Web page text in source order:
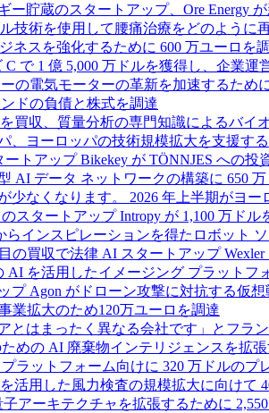
ー貯蔵のスタートアップ、Ore Energy
技術を使用して腰痛治療をどのように
ネスを強化するために 600 万ユーロを
C で 1 億 5,000 万ドルを獲得し、企業
の電気モーターの革新を加速するため
ドの負債と株式を調達
を買収、質量分析の専門知識によるバイ
、ヨーロッパの技術規模拡大を支援す
トアップ Bikekey が TÖNNJES への投
AI データ ネットワークの構築に 650
少なくなります。 2026 年上半期がヨ
スタートアップ Intropy が 1,100 万ドル
らインスピレーションを得たロボット
の買収で法律 AI スタートアップ Wexler
AI を活用したイメージング プラット
プ Agon がドローン攻撃に対抗する仮
業拡大のため120万ユーロを調達
とはまったく異なる会社です」とフラ
ための AI 廃棄物インテリジェンスを拡
ラットフォーム向けに 320 万ドルのプ
を活用した風力検査の規模拡大に向けて
アーキテクチャを拡張するために